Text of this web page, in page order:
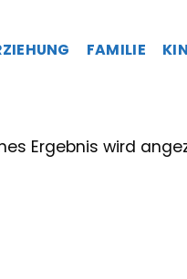
FAMILIE
Ergebnis wird